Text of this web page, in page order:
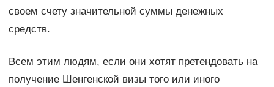
своем счету значительной суммы денежных
средств.
Всем этим людям, если они хотят претендовать на
получение Шенгенской визы того или иного